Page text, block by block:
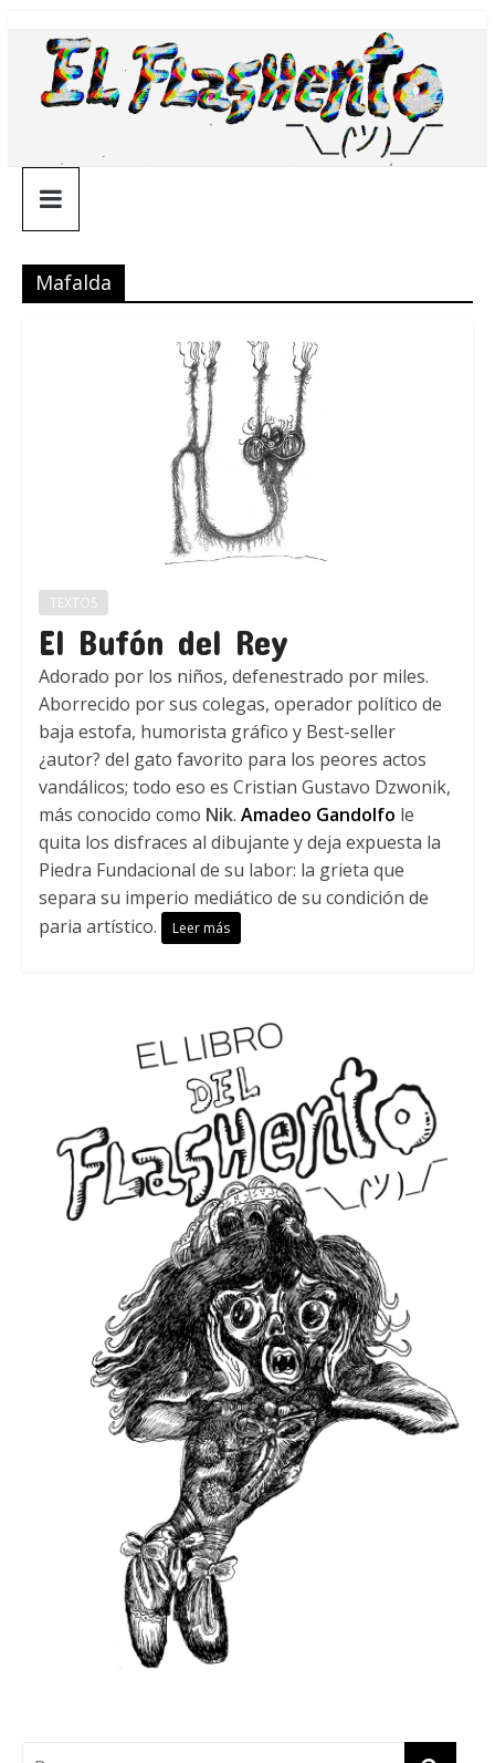
contenido
¯\_(ツ)_/
¯
Mafalda
TEXTOS
El Bufón del Rey
Adorado por los niños, defenestrado por miles.
Aborrecido por sus colegas, operador político de
baja estofa, humorista gráfico y Best-seller
¿autor? del gato favorito para los peores actos
vandálicos; todo eso es Cristian Gustavo Dzwonik,
más conocido como Nik. Amadeo Gandolfo le
quita los disfraces al dibujante y deja expuesta la
Piedra Fundacional de su labor: la grieta que
separa su imperio mediático de su condición de
paria artístico.
Leer más